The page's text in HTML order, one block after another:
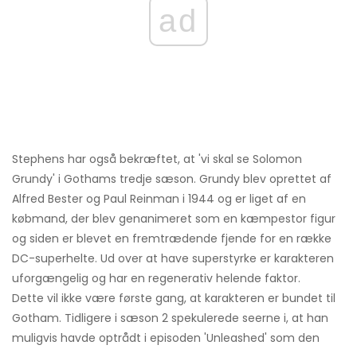
ad
Stephens har også bekræftet, at 'vi skal se Solomon
Grundy' i Gothams tredje sæson. Grundy blev oprettet af
Alfred Bester og Paul Reinman i 1944 og er liget af en
købmand, der blev genanimeret som en kæmpestor figur
og siden er blevet en fremtrædende fjende for en række
DC-superhelte. Ud over at have superstyrke er karakteren
uforgængelig og har en regenerativ helende faktor.
Dette vil ikke være første gang, at karakteren er bundet til
Gotham. Tidligere i sæson 2 spekulerede seerne i, at han
muligvis havde optrådt i episoden 'Unleashed' som den